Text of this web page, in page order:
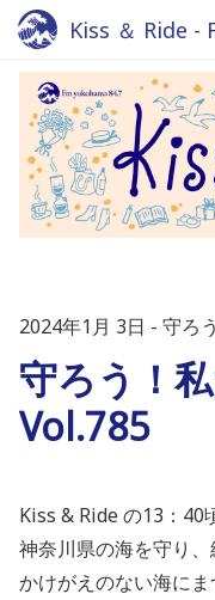
Kiss ＆ Ride -
2024年1月 3日 守ろ
守ろう！
Vol.785
Kiss & Ride の13：40
神奈川県の海を守り
かけがえのない海に